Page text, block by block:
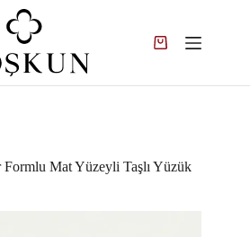
Mat Yüzeyli Taşlı Yüzük